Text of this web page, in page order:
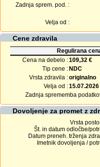
Zadnja sprem. pod. :
Velja od :
Cene zdravila
Regulirana
Cena na debelo :109,32 €
Tip cene : NDC
Vrsta zdravila :originalno
Velja od :15.07.2026
Zadnja sprememba
Dovoljenje za promet z
Vrsta
Št. in datum odločbe/
Datum preneh. trženja
Imetnik dovoljenja /